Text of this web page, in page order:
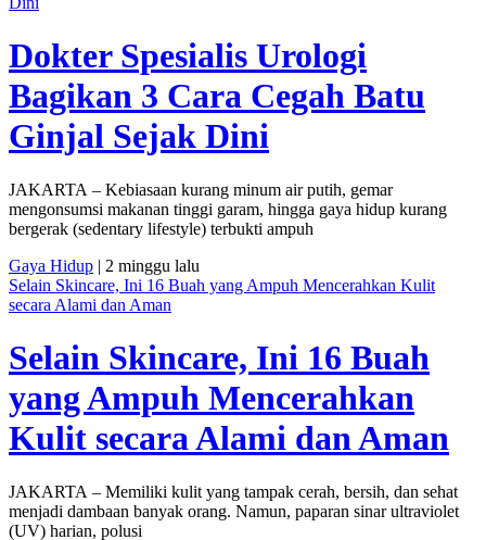
Dokter Spesialis Urologi
Bagikan 3 Cara Cegah Batu
Ginjal Sejak Dini
JAKARTA – Kebiasaan kurang minum air putih, gemar
mengonsumsi makanan tinggi garam, hingga gaya hidup kurang
bergerak (sedentary lifestyle) terbukti ampuh
Gaya Hidup | 2 minggu lalu
Selain Skincare, Ini 16 Buah yang Ampuh Mencerahkan Kulit
secara Alami dan Aman
Selain Skincare, Ini 16 Buah
yang Ampuh Mencerahkan
Kulit secara Alami dan Aman
JAKARTA – Memiliki kulit yang tampak cerah, bersih, dan sehat
menjadi dambaan banyak orang. Namun, paparan sinar ultraviolet
(UV) harian, polusi